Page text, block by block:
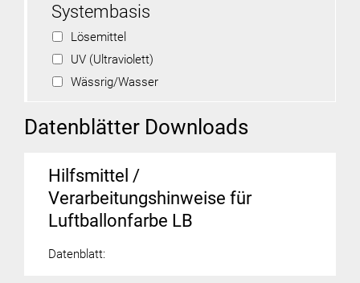
Systembasis
Lösemittel
UV (Ultraviolett)
Wässrig/Wasser
Datenblätter Downloads
Hilfsmittel /
Verarbeitungshinweise für
Luftballonfarbe LB
Datenblatt: